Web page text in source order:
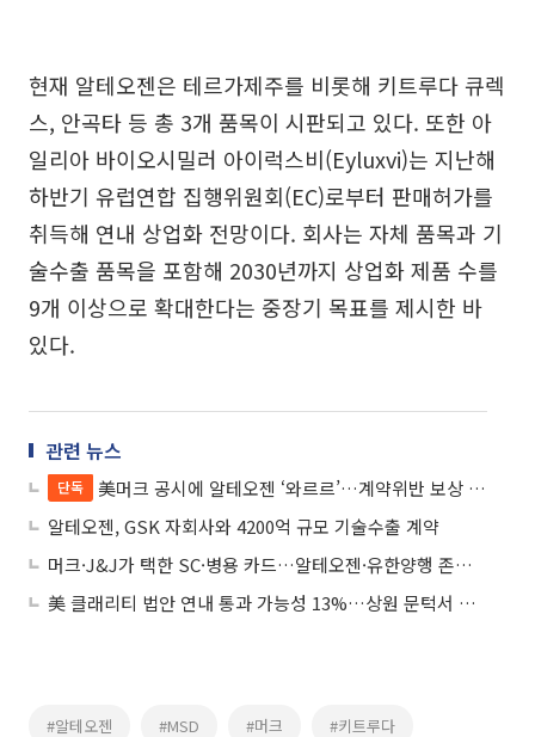
현재 알테오젠은 테르가제주를 비롯해 키트루다 큐렉
스, 안곡타 등 총 3개 품목이 시판되고 있다. 또한 아
일리아 바이오시밀러 아이럭스비(Eyluxvi)는 지난해
하반기 유럽연합 집행위원회(EC)로부터 판매허가를
취득해 연내 상업화 전망이다. 회사는 자체 품목과 기
술수출 품목을 포함해 2030년까지 상업화 제품 수를
9개 이상으로 확대한다는 중장기 목표를 제시한 바
있다.
관련 뉴스
단독
美머크 공시에 알테오젠 ‘와르르’…계약위반 보상 가능성은 ‘글쎄’
알테오젠, GSK 자회사와 4200억 규모 기술수출 계약
머크·J&J가 택한 SC·병용 카드…알테오젠·유한양행 존재감 커진다
美 클래리티 법안 연내 통과 가능성 13%…상원 문턱서 제동
#알테오젠 #MSD #머크 #키트루다